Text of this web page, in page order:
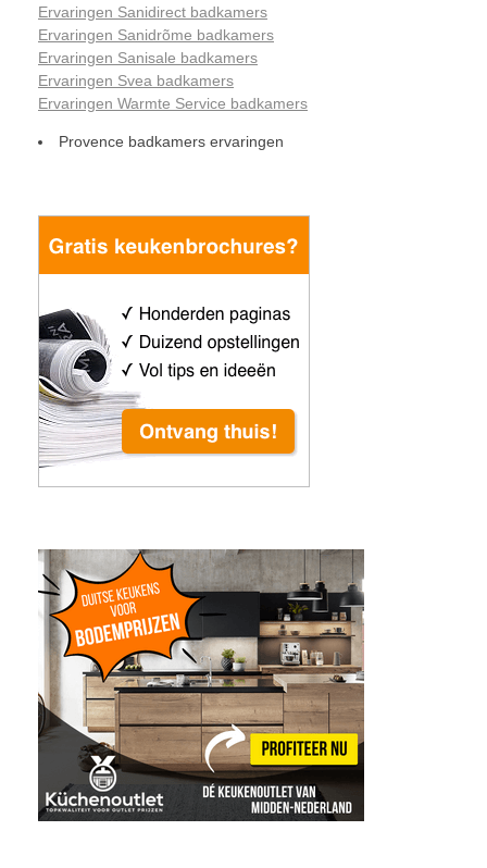
Ervaringen Sanidirect badkamers
Ervaringen Sanidrõme badkamers
Ervaringen Sanisale badkamers
Ervaringen Svea badkamers
Ervaringen Warmte Service badkamers
Provence badkamers ervaringen